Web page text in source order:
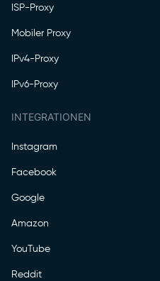
ISP-Proxy
Mobiler Proxy
IPv4-Proxy
IPv6-Proxy
INTEGRATIONEN
Instagram
Facebook
Google
Amazon
YouTube
Reddit